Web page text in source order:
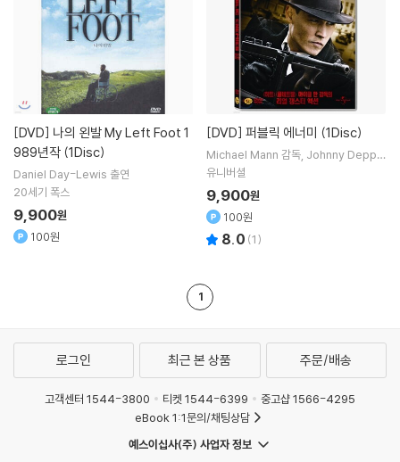
[DVD]
989년작 (1Disc)
Daniel Day-Lewis 출연
20세기 폭스
9,900원
100원
[DVD] 퍼블릭 에너미 (1Disc)
Michael Mann 감독 Johnny Depp
Christian Bale
유니버셜
9,900원
100원
8.0 (1)
1
로그인 최근 본 상품 주문/배송
고객센터 1544-3800 티켓 1544-6399
중고샵 1566-4295
eBook 1:1문의/채팅상담
예스이십사(주) 사업자 정보